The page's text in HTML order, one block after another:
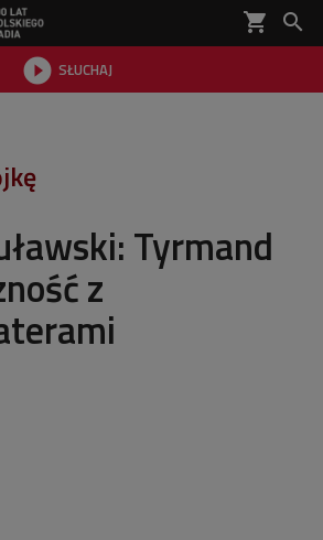
shopping_cart 
 SŁUCHAJ

Tyrmand
z